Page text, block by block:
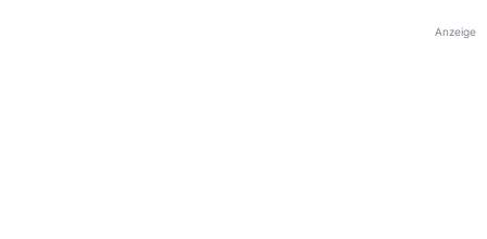
Anzeige